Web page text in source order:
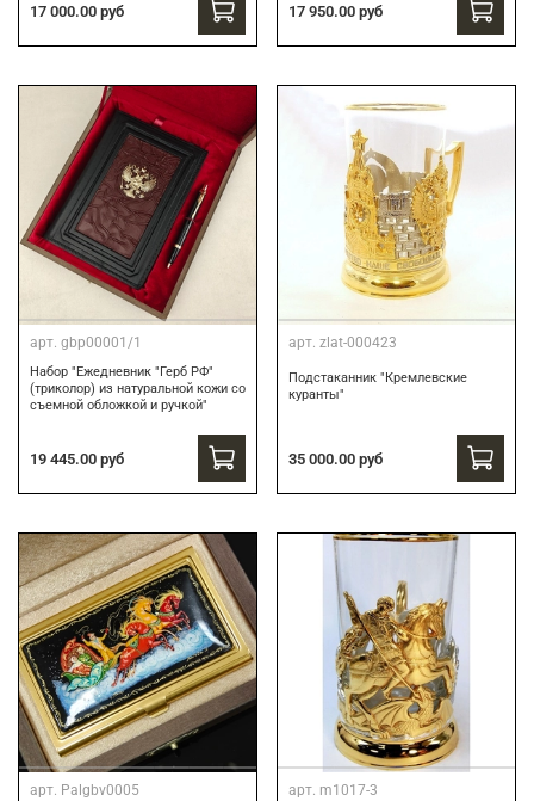
17 000.00 руб 17 950.00 руб
арт. gbp00001/1
Набор "Ежедневник "Герб РФ"
(триколор) из натуральной кожи со
съемной обложкой и ручкой"
19 445.00 руб
арт. zlat-000423
Подстаканник "Кремлевские
куранты"
35 000.00 руб
арт. Palgbv0005 арт. m1017-3